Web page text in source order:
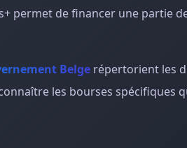
permet de financer une partie
Belge répertorient les
les bourses spécifiques